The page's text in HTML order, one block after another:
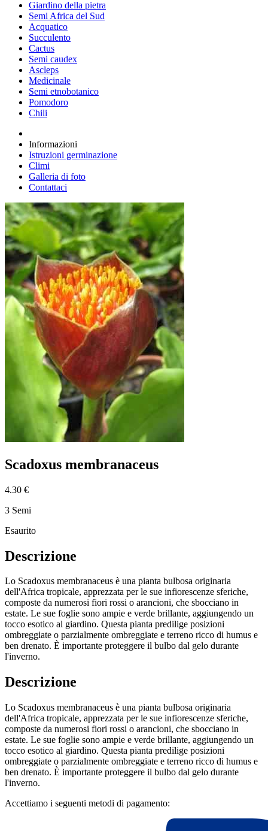
Giardino della pietra
Semi Africa del Sud
Acquatico
Succulento
Cactus
Semi caudex
Ascleps
Medicinale
Semi etnobotanico
Pomodoro
Chili
Informazioni
Istruzioni germinazione
Climi
Galleria di foto
Contattaci
Scadoxus membranaceus
4.30 €
3 Semi
Esaurito
Descrizione
Lo Scadoxus membranaceus è una pianta bulbosa originaria
dell'Africa tropicale, apprezzata per le sue infiorescenze sferiche,
composte da numerosi fiori rossi o arancioni, che sbocciano in
estate. Le sue foglie sono ampie e verde brillante, aggiungendo un
tocco esotico al giardino. Questa pianta predilige posizioni
ombreggiate o parzialmente ombreggiate e terreno ricco di humus e
ben drenato. È importante proteggere il bulbo dal gelo durante
l'inverno.
Descrizione
Lo Scadoxus membranaceus è una pianta bulbosa originaria
dell'Africa tropicale, apprezzata per le sue infiorescenze sferiche,
composte da numerosi fiori rossi o arancioni, che sbocciano in
estate. Le sue foglie sono ampie e verde brillante, aggiungendo un
tocco esotico al giardino. Questa pianta predilige posizioni
ombreggiate o parzialmente ombreggiate e terreno ricco di humus e
ben drenato. È importante proteggere il bulbo dal gelo durante
l'inverno.
Accettiamo i seguenti metodi di pagamento: